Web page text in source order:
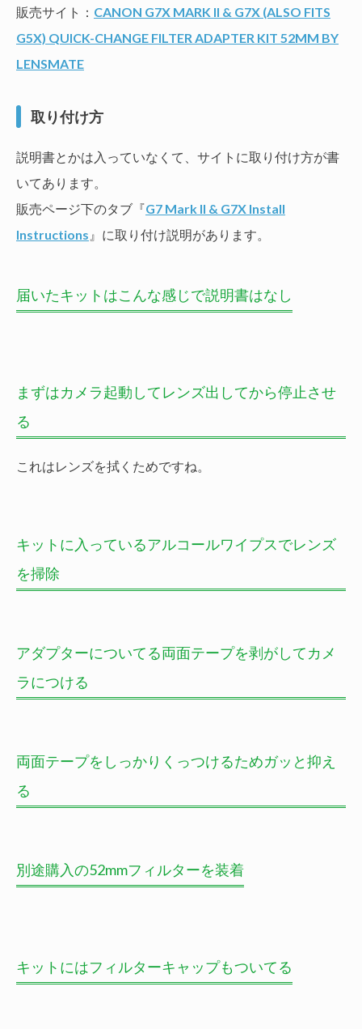
販売サイト： CANON G7X MARK II & G7X (ALSO FITS
G5X) QUICK-CHANGE FILTER ADAPTER KIT 52MM BY
LENSMATE
取り付け方
説明書とかは入っていなくて、サイトに取り付け方が書
いてあります。
販売ページ下のタブ『G7 Mark II & G7X Install
Instructions 』に取り付け説明があります。
届いたキットはこんな感じで説明書はなし
まずはカメラ起動してレンズ出してから停止させ
る
これはレンズを拭くためですね。
キットに入っているアルコールワイプスでレンズ
を掃除
アダプターについてる両面テープを剥がしてカメ
ラにつける
両面テープをしっかりくっつけるためガッと抑え
る
別途購入の52mmフィルターを装着
キットにはフィルターキャップもついてる